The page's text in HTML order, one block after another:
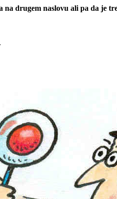
drugem naslovu ali pa da je